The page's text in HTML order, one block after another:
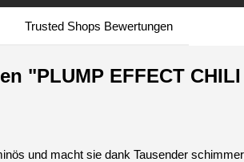
Trusted Shops Bewertungen
"PLUMP EFFECT
und macht sie dank Tausender